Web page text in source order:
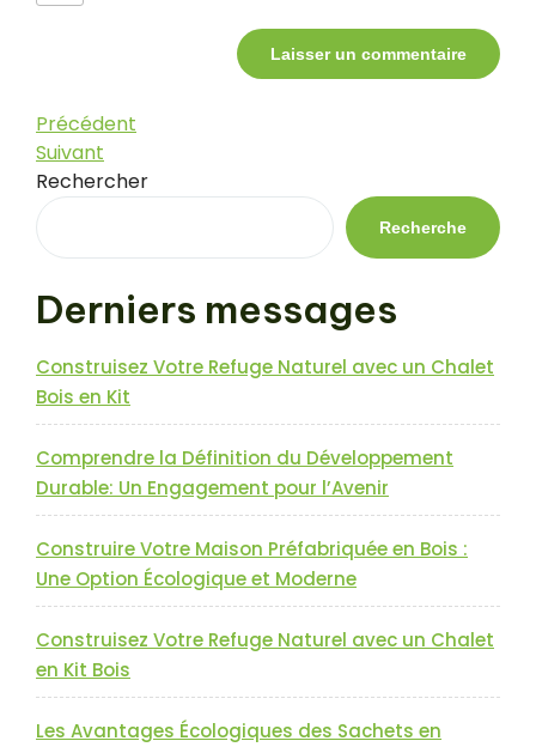
Navigation
de
l’article
Article
précédent
Précédent
Article
suivant
Suivant
Rechercher
Recherche
Derniers messages
Construisez Votre Refuge Naturel avec un Chalet
Bois en Kit
Comprendre la Définition du Développement
Durable: Un Engagement pour l’Avenir
Construire Votre Maison Préfabriquée en Bois :
Une Option Écologique et Moderne
Construisez Votre Refuge Naturel avec un Chalet
en Kit Bois
Les Avantages Écologiques des Sachets en